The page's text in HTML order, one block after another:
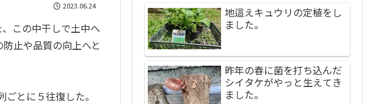
2023.06.24
この中干しで土中へ
止や品質の向上へと
とに５往復した。
地這えキュウリの定植をし
ました。
昨年の春に菌を打ち込んだ
シイタケがやっと生えてき
ました。